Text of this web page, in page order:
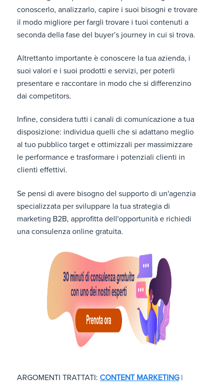
conoscerlo, analizzarlo, capire i suoi bisogni e trovare
il modo migliore per fargli trovare i tuoi contenuti a
seconda della fase del buyer’s journey in cui si trova.
Altrettanto importante è conoscere la tua azienda, i
suoi valori e i suoi prodotti e servizi, per poterli
presentare e raccontare in modo che si differenzino
dai competitors.
Infine, considera tutti i canali di comunicazione a tua
disposizione: individua quelli che si adattano meglio
al tuo pubblico target e ottimizzali per massimizzare
le performance e trasformare i potenziali clienti in
clienti effettivi.
Se pensi di avere bisogno del supporto di un'agenzia
specializzata per sviluppare la tua strategia di
marketing B2B, approfitta dell'opportunità e richiedi
una consulenza online gratuita.
ARGOMENTI TRATTATI: CONTENT MARKETING |